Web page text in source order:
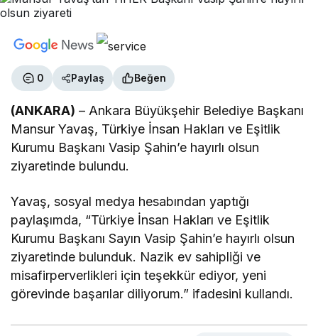
0 Paylaş Beğen
(ANKARA) – Ankara Büyükşehir Belediye Başkanı
Mansur Yavaş, Türkiye İnsan Hakları ve Eşitlik
Kurumu Başkanı Vasip Şahin’e hayırlı olsun
ziyaretinde bulundu.
Yavaş, sosyal medya hesabından yaptığı
paylaşımda, “Türkiye İnsan Hakları ve Eşitlik
Kurumu Başkanı Sayın Vasip Şahin’e hayırlı olsun
ziyaretinde bulunduk. Nazik ev sahipliği ve
misafirperverlikleri için teşekkür ediyor, yeni
görevinde başarılar diliyorum.” ifadesini kullandı.